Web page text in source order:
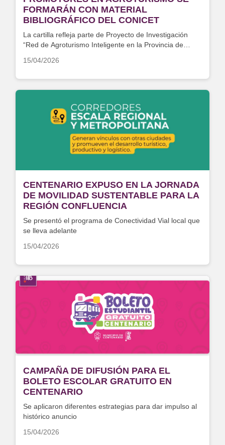
FORMARÁN CON MATERIAL
BIBLIOGRÁFICO DEL CONICET
La cartilla refleja parte de Proyecto de Investigación
“Red de Agroturismo Inteligente en la Provincia de
15/04/2026
CENTENARIO EXPUSO EN LA JORNADA
DE MOVILIDAD SUSTENTABLE PARA LA
REGIÓN CONFLUENCIA
Se presentó el programa de Conectividad Vial local que
se lleva adelante
15/04/2026
CAMPAÑA DE DIFUSIÓN PARA EL
BOLETO ESCOLAR GRATUITO EN
CENTENARIO
Se aplicaron diferentes estrategias para dar impulso al
histórico anuncio
15/04/2026